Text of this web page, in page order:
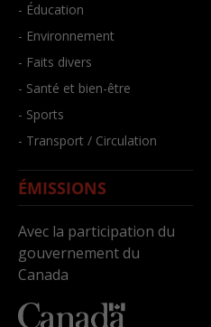
- Éducation
- Environnement
- Faits divers
- Santé et bien-être
- Sports
- Transport / Circulation
ÉMISSIONS
Avec la participation du
gouvernement du
Canada